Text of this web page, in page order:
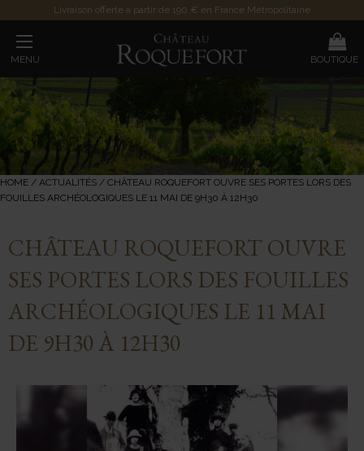
Livraison offerte à partir de 190 € en France Métropolitaine
MENU BOUTIQUE
HOME / ACTUALITÉS / CHÂTEAU ROQUEFORT OUVRE SES PORTES LORS DES
FOUILLES ARCHÉOLOGIQUES LE 11 MAI DE 9H30 À 12H30
CHÂTEAU ROQUEFORT OUVRE
SES PORTES LORS DES FOUILLES
ARCHÉOLOGIQUES LE 11 MAI
DE 9H30 À 12H30